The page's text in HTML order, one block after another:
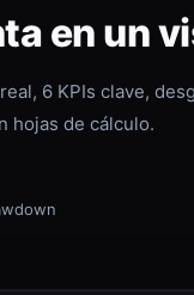
en un
6 KPIs clave,
hojas de cálculo.